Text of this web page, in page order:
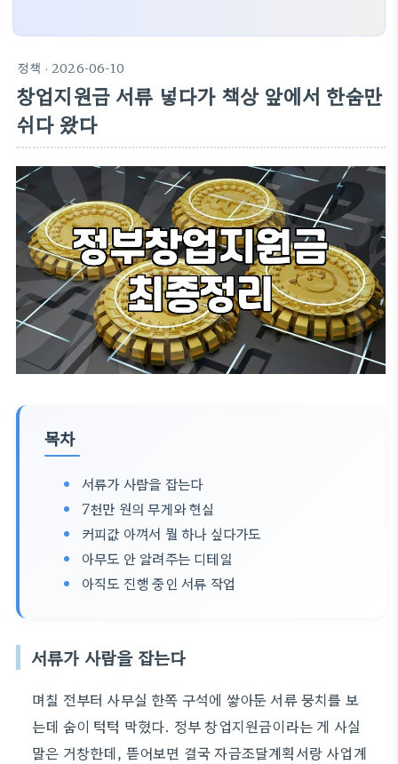
정책 · 2026-06-10
창업지원금 서류 넣다가 책상 앞에서 한숨만
쉬다 왔다
목차
서류가 사람을 잡는다
7천만 원의 무게와 현실
커피값 아껴서 뭘 하나 싶다가도
아무도 안 알려주는 디테일
아직도 진행 중인 서류 작업
서류가 사람을 잡는다
며칠 전부터 사무실 한쪽 구석에 쌓아둔 서류 뭉치를 보
는데 숨이 턱턱 막혔다. 정부 창업지원금이라는 게 사실
말은 거창한데, 뜯어보면 결국 자금조달계획서랑 사업계